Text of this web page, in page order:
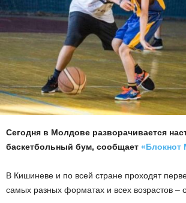
Сегодня в Молдове разворачивается
баскетбольный бум, сообщает «Блокнот
В Кишиневе и по всей стране проходят
самых разных форматах и всех возрастов –